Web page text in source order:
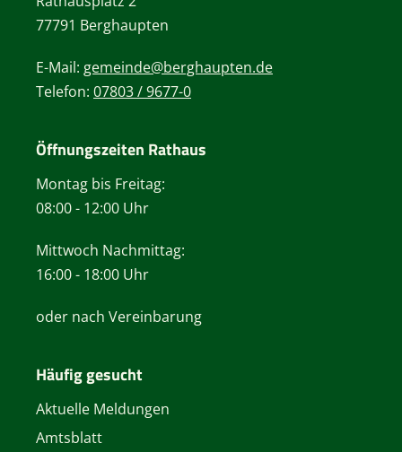
77791 Berghaupten
E-Mail: gemeinde@berghaupten.de
Telefon: 07803 / 9677-0
Öffnungszeiten Rathaus
Montag bis Freitag:
08:00 - 12:00 Uhr
Mittwoch Nachmittag:
16:00 - 18:00 Uhr
oder nach Vereinbarung
Häufig gesucht
Aktuelle Meldungen
Amtsblatt